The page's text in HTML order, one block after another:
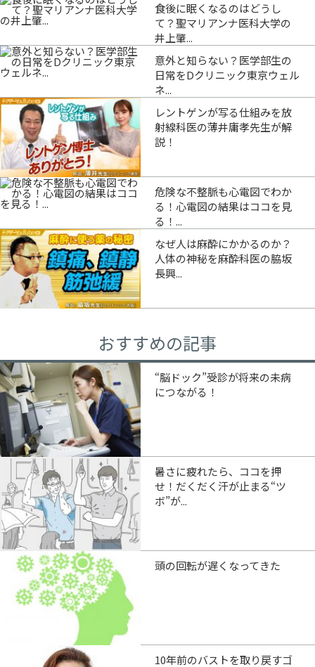
食後に眠くなるのはどうし
て？聖マリアンナ医科大学の
井上肇...
意外と知らない？医学部生の
日常をDクリニック東京ウェル
ネ...
レントゲンが写る仕組みを放
射線科医の薄井庸孝先生が解
説！
危険な不整脈も心電図でわか
る！心電図の結果はココを見
る！...
なぜ人は麻酔にかかるのか？
人体の神秘を麻酔科医の脇坂
長興...
おすすめの記事
“脳ドック”受診が将来の未病
につながる！
暑さに疲れたら、ココを押
せ！だくだく汗が止まる“ツ
ボ”が...
頭の回転が遅くなってきた
10年前のバストを取り戻すゴ